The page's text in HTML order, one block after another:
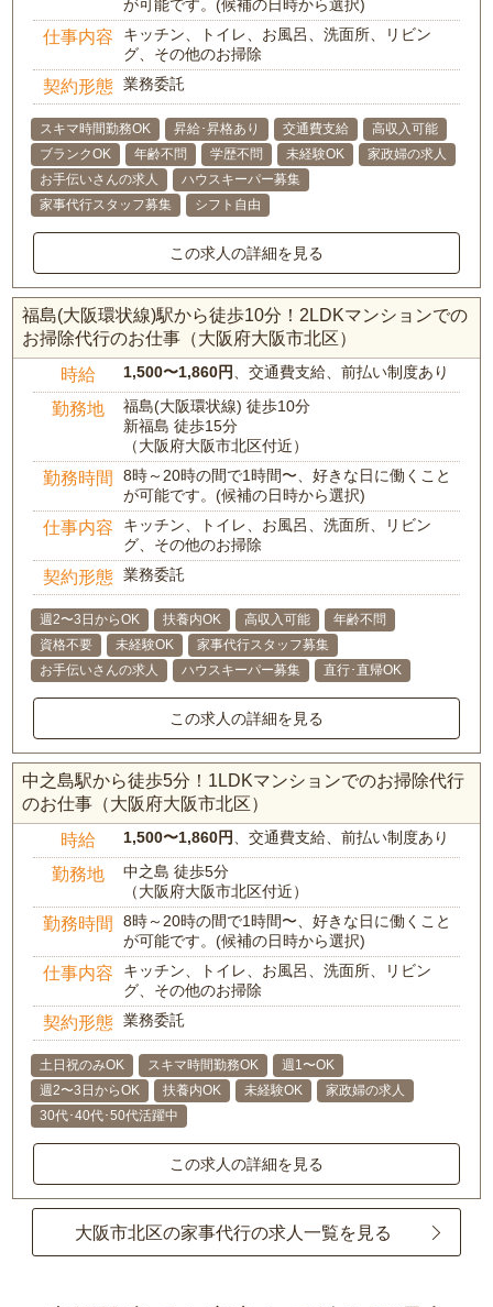
が可能です。(候補の日時から選択)
仕事内容
キッチン、トイレ、お風呂、洗面所、リビン
グ、その他のお掃除
契約形態 業務委託
スキマ時間勤務OK 昇給･昇格あり 交通費支給
高収入可能
ブランクOK
年齢不問 学歴不問 未経験OK
家政婦の求人
お手伝いさんの求人
ハウスキーパー募集
家事代行スタッフ募集
シフト自由
この求人の詳細を見る
福島(大阪環状線)駅から徒歩10分！2LDKマンションでの
お掃除代行のお仕事（大阪府大阪市北区）
時給 1,500〜1,860円 、交通費支給、前払い制度あり
勤務地
福島(大阪環状線) 徒歩10分
新福島 徒歩15分
（大阪府大阪市北区付近）
勤務時間
8時～20時の間で1時間〜、好きな日に働くこと
が可能です。(候補の日時から選択)
仕事内容
キッチン、トイレ、お風呂、洗面所、リビン
グ、その他のお掃除
契約形態 業務委託
週2〜3日からOK 扶養内OK 高収入可能
年齢不問
資格不要
未経験OK
家事代行スタッフ募集
お手伝いさんの求人
ハウスキーパー募集 直行･直帰OK
この求人の詳細を見る
中之島駅から徒歩5分！1LDKマンションでのお掃除代行
のお仕事（大阪府大阪市北区）
時給 1,500〜1,860円 、交通費支給、前払い制度あり
勤務地
中之島 徒歩5分
（大阪府大阪市北区付近）
勤務時間
8時～20時の間で1時間〜、好きな日に働くこと
が可能です。(候補の日時から選択)
仕事内容
キッチン、トイレ、お風呂、洗面所、リビン
グ、その他のお掃除
契約形態 業務委託
土日祝のみOK スキマ時間勤務OK
週1〜OK
週2〜3日からOK
扶養内OK 未経験OK
家政婦の求人
30代･40代･50代活躍中
この求人の詳細を見る
大阪市北区の家事代行の求人一覧を見る